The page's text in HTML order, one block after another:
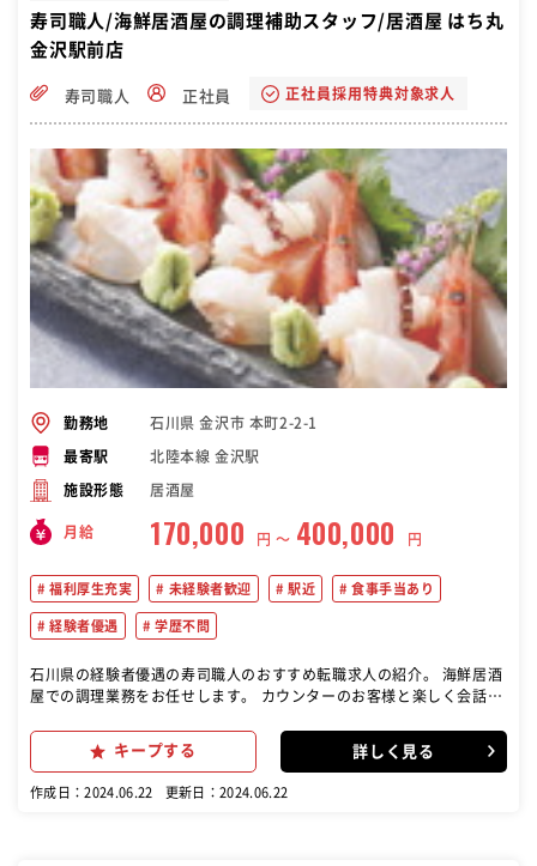
寿司職人/海鮮居酒屋の調理補助スタッフ/居酒屋 はち丸
金沢駅前店
寿司職人 正社員 正社員採用特典対象求人
勤務地 石川県 金沢市 本町2-2-1
最寄駅 北陸本線 金沢駅
施設形態 居酒屋
月給 170,000 円 〜 400,000 円
福利厚生充実 未経験者歓迎 駅近 食事手当あり
経験者優遇 学歴不問
石川県の経験者優遇の寿司職人のおすすめ転職求人の紹介。 海鮮居酒
屋での調理業務をお任せします。 カウンターのお客様と楽しく会話し
≫ 野菜の仕込み、盛り付け作業などの簡単 な業務から丁寧に教えてい
きます。 最高級の食材を扱えるよう、 ベテランスタッフが教えるので
経験スタートの方でも店長を目指せます◎ 入社4～5年程度で店長にな
キープする 詳しく見る
作成日：2024.06.22 更新日：2024.06.22